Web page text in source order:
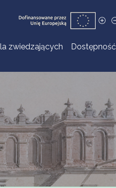
zwiedzających Dostępność